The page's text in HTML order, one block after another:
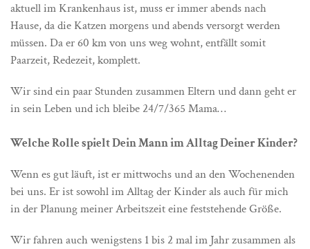
aktuell im Krankenhaus ist, muss er immer abends nach
Hause, da die Katzen morgens und abends versorgt werden
müssen. Da er 60 km von uns weg wohnt, entfällt somit
Paarzeit, Redezeit, komplett.
Wir sind ein paar Stunden zusammen Eltern und dann geht er
in sein Leben und ich bleibe 24/7/365 Mama…
Welche Rolle spielt Dein Mann im Alltag Deiner Kinder?
Wenn es gut läuft, ist er mittwochs und an den Wochenenden
bei uns. Er ist sowohl im Alltag der Kinder als auch für mich
in der Planung meiner Arbeitszeit eine feststehende Größe.
Wir fahren auch wenigstens 1 bis 2 mal im Jahr zusammen als